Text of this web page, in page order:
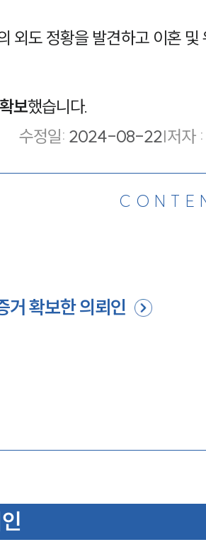
외도 정황을 발견하고 이혼 및
보했습니다.
수정일: 2024-08-22|저자 :
거 확보한 의뢰인